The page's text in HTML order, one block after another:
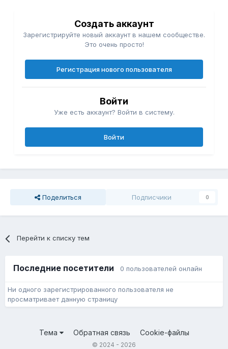
Создать аккаунт
Зарегистрируйте новый аккаунт в нашем сообществе.
Это очень просто!
Регистрация нового пользователя
Войти
Уже есть аккаунт? Войти в систему.
Войти
Поделиться Подписчики 0
Перейти к списку тем
Последние посетители 0 пользователей онлайн
Ни одного зарегистрированного пользователя не
просматривает данную страницу
Тема Обратная связь Cookie-файлы
© 2024 - 2026